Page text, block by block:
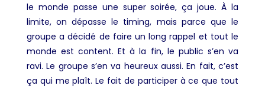
le monde passe une super soirée, ça joue. À la
limite, on dépasse le timing, mais parce que le
groupe a décidé de faire un long rappel et tout le
monde est content. Et à la fin, le public s’en va
ravi. Le groupe s’en va heureux aussi. En fait, c’est
ça qui me plaît. Le fait de participer à ce que tout